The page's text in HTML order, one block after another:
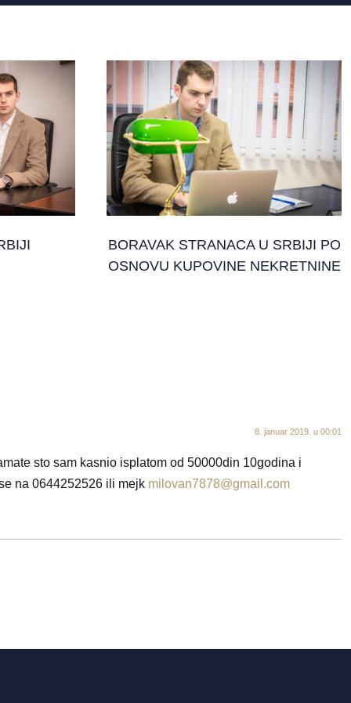
BORAVAK STRANACA U SRBIJI PO
OSNOVU KUPOVINE NEKRETNINE
8. januar 2019. u 00:01
sto sam kasnio isplatom od 50000din 10godina i
na 0644252526 ili mejk milovan7878@gmail.com